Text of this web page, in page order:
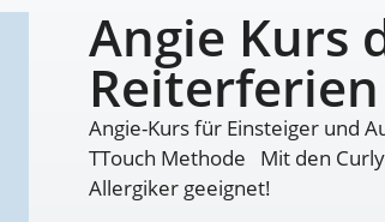
Angie Kurs
Reiterferien
Angie-Kurs für Einsteiger und
TTouch Methode Mit den
Allergiker geeignet!